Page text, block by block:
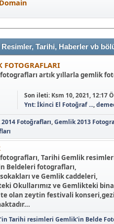
Resimler, Tarihi, Haberler vb
FOTOGRAFLARI
artık yıllarla gemlik
Son ileti: Ksm 10, 2021, 12:17
Ynt: İkinci El Fotoğraf ...,
Fotoğrafları Gemlik 2013
Tarihi Gemlik
Beldeleri fotografları,
ve Gemlik caddeleri,
Okullarımız ve Gemlikteki
olan zeytin festivali
Tarihi resimleri Gemlik'in Belde